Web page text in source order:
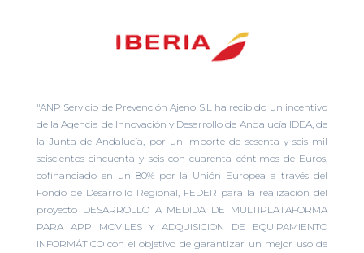
"ANP Servicio de Prevención Ajeno S.L ha recibido un incentivo
de la Agencia de Innovación y Desarrollo de Andalucía IDEA, de
la Junta de Andalucía, por un importe de sesenta y seis mil
seiscientos cincuenta y seis con cuarenta céntimos de Euros,
cofinanciado en un 80% por la Unión Europea a través del
Fondo de Desarrollo Regional, FEDER para la realización del
proyecto DESARROLLO A MEDIDA DE MULTIPLATAFORMA
PARA APP MOVILES Y ADQUISICION DE EQUIPAMIENTO
INFORMÁTICO con el objetivo de garantizar un mejor uso de